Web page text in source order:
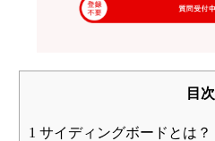
目次
1 サイディングボードとは？